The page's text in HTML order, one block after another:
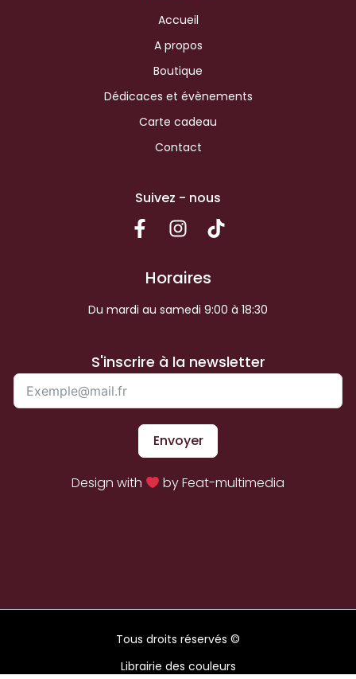
Accueil
A propos
Boutique
Dédicaces et évènements
Carte cadeau
Contact
Suivez - nous
Horaires
Du mardi au samedi 9:00 à 18:30
S'inscrire à la newsletter
Envoyer
Design with by Feat-multimedia
Tous droits réservés ©
Librairie des couleurs